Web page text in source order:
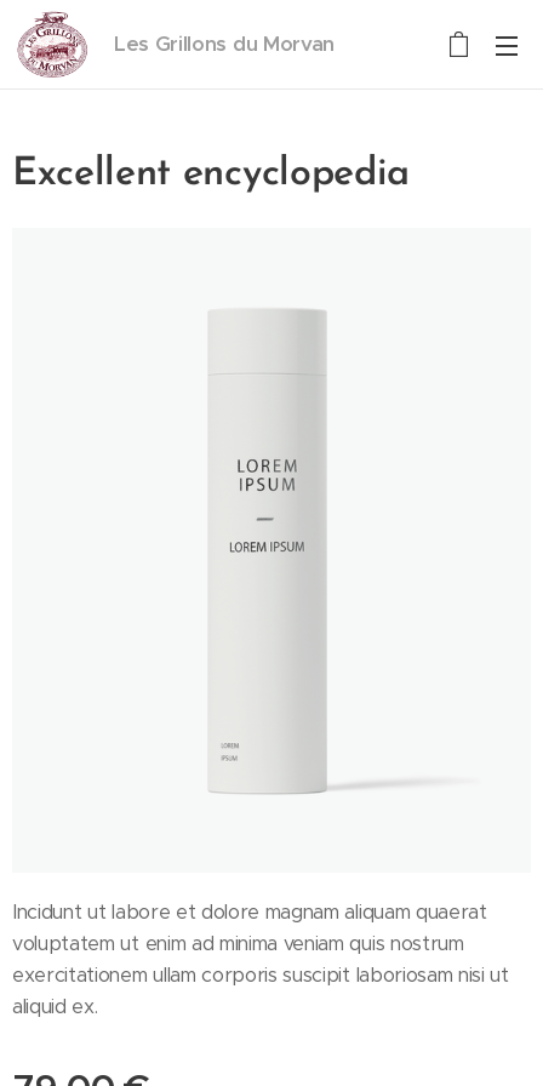
Les Grillons du Morvan
Excellent encyclopedia
Incidunt ut labore et dolore magnam aliquam quaerat
voluptatem ut enim ad minima veniam quis nostrum
exercitationem ullam corporis suscipit laboriosam nisi ut
aliquid ex.